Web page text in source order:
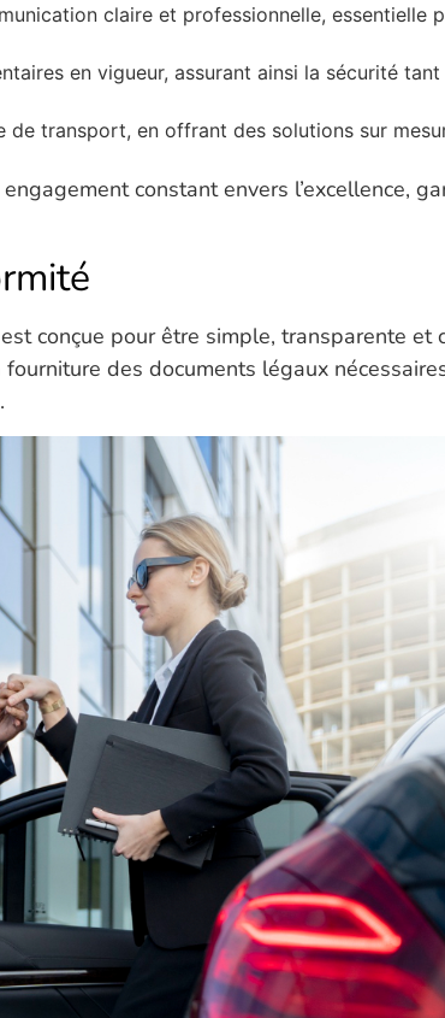
claire et professionnelle, essentielle
en vigueur, assurant ainsi la sécurité tant
de transport, en offrant des solutions sur
constant envers l’excellence,
conçue pour être simple, transparente et
des documents légaux